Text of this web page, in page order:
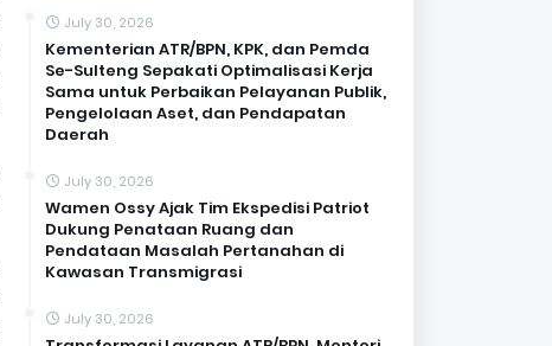
July 30, 2026
Kementerian ATR/BPN, KPK, dan Pemda
Se-Sulteng Sepakati Optimalisasi Kerja
Sama untuk Perbaikan Pelayanan Publik,
Pengelolaan Aset, dan Pendapatan
Daerah
July 30, 2026
Wamen Ossy Ajak Tim Ekspedisi Patriot
Dukung Penataan Ruang dan
Pendataan Masalah Pertanahan di
Kawasan Transmigrasi
July 30, 2026